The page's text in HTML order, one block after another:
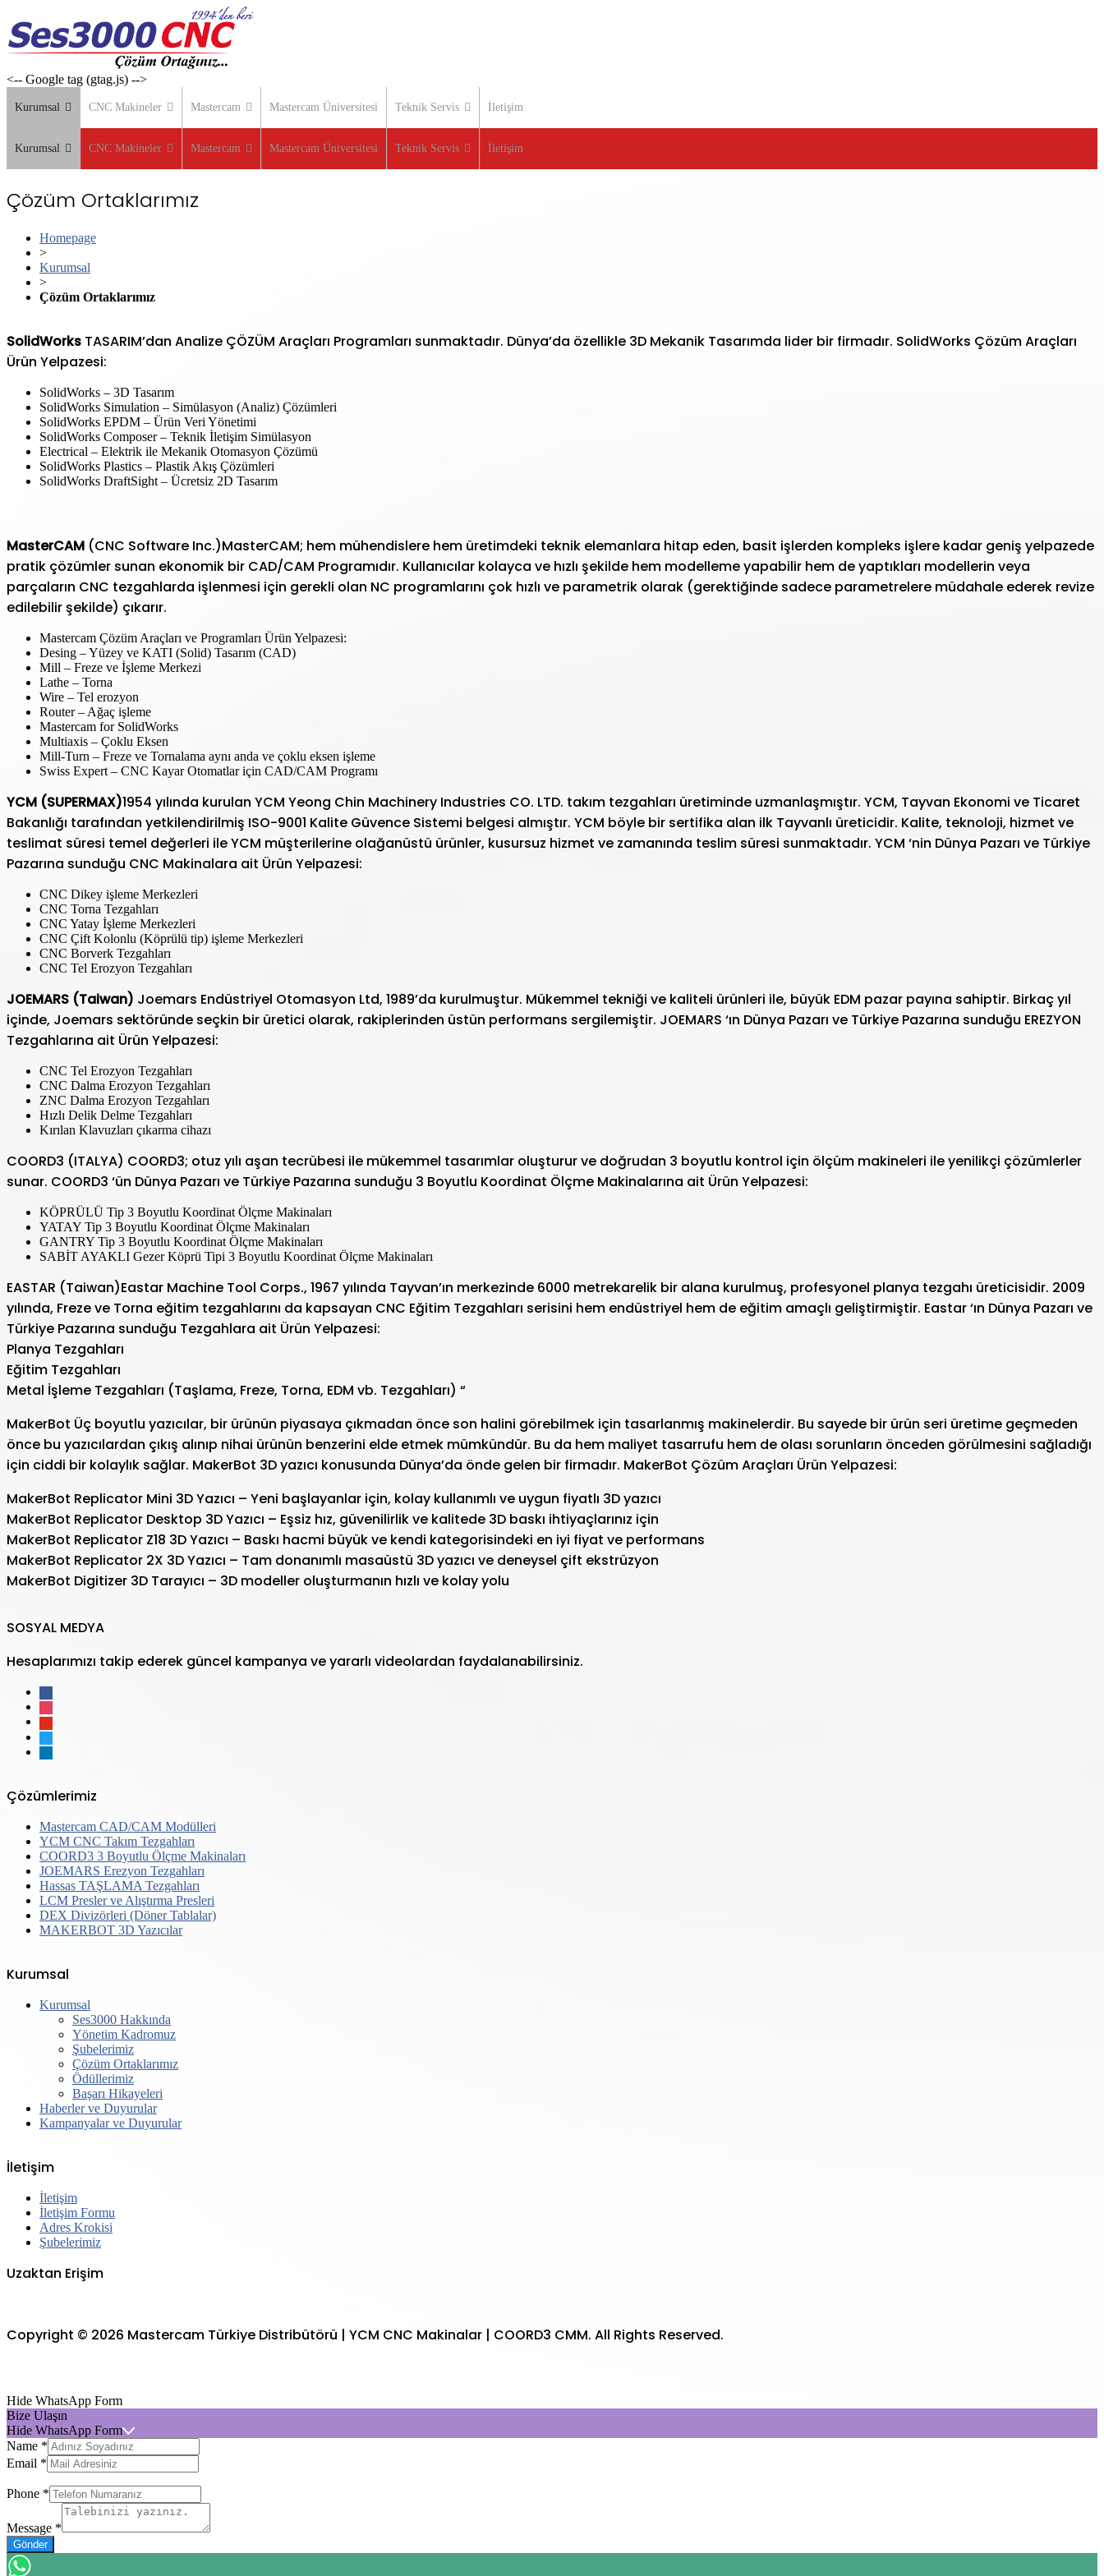
to
content
<-- Google tag (gtag.js) -->
Kurumsal CNC Makineler Mastercam Mastercam Üniversitesi Teknik Servis İletişim
Kurumsal CNC Makineler Mastercam Mastercam Üniversitesi Teknik Servis İletişim
Çözüm Ortaklarımız
Homepage
>
Kurumsal
>
Çözüm Ortaklarımız
SolidWorks TASARIM’dan Analize ÇÖZÜM Araçları Programları sunmaktadır. Dünya’da özellikle 3D Mekanik Tasarımda lider bir firmadır. SolidWorks Çözüm Araçları
Ürün Yelpazesi:
SolidWorks – 3D Tasarım
SolidWorks Simulation – Simülasyon (Analiz) Çözümleri
SolidWorks EPDM – Ürün Veri Yönetimi
SolidWorks Composer – Teknik İletişim Simülasyon
Electrical – Elektrik ile Mekanik Otomasyon Çözümü
SolidWorks Plastics – Plastik Akış Çözümleri
SolidWorks DraftSight – Ücretsiz 2D Tasarım
MasterCAM (CNC Software Inc.)MasterCAM; hem mühendislere hem üretimdeki teknik elemanlara hitap eden, basit işlerden kompleks işlere kadar geniş yelpazede
pratik çözümler sunan ekonomik bir CAD/CAM Programıdır. Kullanıcılar kolayca ve hızlı şekilde hem modelleme yapabilir hem de yaptıkları modellerin veya
parçaların CNC tezgahlarda işlenmesi için gerekli olan NC programlarını çok hızlı ve parametrik olarak (gerektiğinde sadece parametrelere müdahale ederek revize
edilebilir şekilde) çıkarır.
Mastercam Çözüm Araçları ve Programları Ürün Yelpazesi:
Desing – Yüzey ve KATI (Solid) Tasarım (CAD)
Mill – Freze ve İşleme Merkezi
Lathe – Torna
Wire – Tel erozyon
Router – Ağaç işleme
Mastercam for SolidWorks
Multiaxis – Çoklu Eksen
Mill-Turn – Freze ve Tornalama aynı anda ve çoklu eksen işleme
Swiss Expert – CNC Kayar Otomatlar için CAD/CAM Programı
YCM (SUPERMAX)1954 yılında kurulan YCM Yeong Chin Machinery Industries CO. LTD. takım tezgahları üretiminde uzmanlaşmıştır. YCM, Tayvan Ekonomi ve Ticaret
Bakanlığı tarafından yetkilendirilmiş ISO-9001 Kalite Güvence Sistemi belgesi almıştır. YCM böyle bir sertifika alan ilk Tayvanlı üreticidir. Kalite, teknoloji, hizmet ve
teslimat süresi temel değerleri ile YCM müşterilerine olağanüstü ürünler, kusursuz hizmet ve zamanında teslim süresi sunmaktadır. YCM ‘nin Dünya Pazarı ve Türkiye
Pazarına sunduğu CNC Makinalara ait Ürün Yelpazesi:
CNC Dikey işleme Merkezleri
CNC Torna Tezgahları
CNC Yatay İşleme Merkezleri
CNC Çift Kolonlu (Köprülü tip) işleme Merkezleri
CNC Borverk Tezgahları
CNC Tel Erozyon Tezgahları
JOEMARS (Taiwan) Joemars Endüstriyel Otomasyon Ltd, 1989’da kurulmuştur. Mükemmel tekniği ve kaliteli ürünleri ile, büyük EDM pazar payına sahiptir. Birkaç yıl
içinde, Joemars sektöründe seçkin bir üretici olarak, rakiplerinden üstün performans sergilemiştir. JOEMARS ‘ın Dünya Pazarı ve Türkiye Pazarına sunduğu EREZYON
Tezgahlarına ait Ürün Yelpazesi:
CNC Tel Erozyon Tezgahları
CNC Dalma Erozyon Tezgahları
ZNC Dalma Erozyon Tezgahları
Hızlı Delik Delme Tezgahları
Kırılan Klavuzları çıkarma cihazı
COORD3 (ITALYA) COORD3; otuz yılı aşan tecrübesi ile mükemmel tasarımlar oluşturur ve doğrudan 3 boyutlu kontrol için ölçüm makineleri ile yenilikçi çözümlerler
sunar. COORD3 ‘ün Dünya Pazarı ve Türkiye Pazarına sunduğu 3 Boyutlu Koordinat Ölçme Makinalarına ait Ürün Yelpazesi:
KÖPRÜLÜ Tip 3 Boyutlu Koordinat Ölçme Makinaları
YATAY Tip 3 Boyutlu Koordinat Ölçme Makinaları
GANTRY Tip 3 Boyutlu Koordinat Ölçme Makinaları
SABİT AYAKLI Gezer Köprü Tipi 3 Boyutlu Koordinat Ölçme Makinaları
EASTAR (Taiwan)Eastar Machine Tool Corps., 1967 yılında Tayvan’ın merkezinde 6000 metrekarelik bir alana kurulmuş, profesyonel planya tezgahı üreticisidir. 2009
yılında, Freze ve Torna eğitim tezgahlarını da kapsayan CNC Eğitim Tezgahları serisini hem endüstriyel hem de eğitim amaçlı geliştirmiştir. Eastar ‘ın Dünya Pazarı ve
Türkiye Pazarına sunduğu Tezgahlara ait Ürün Yelpazesi:
Planya Tezgahları
Eğitim Tezgahları
Metal İşleme Tezgahları (Taşlama, Freze, Torna, EDM vb. Tezgahları) “
MakerBot Üç boyutlu yazıcılar, bir ürünün piyasaya çıkmadan önce son halini görebilmek için tasarlanmış makinelerdir. Bu sayede bir ürün seri üretime geçmeden
önce bu yazıcılardan çıkış alınıp nihai ürünün benzerini elde etmek mümkündür. Bu da hem maliyet tasarrufu hem de olası sorunların önceden görülmesini sağladığı
için ciddi bir kolaylık sağlar. MakerBot 3D yazıcı konusunda Dünya’da önde gelen bir firmadır. MakerBot Çözüm Araçları Ürün Yelpazesi:
MakerBot Replicator Mini 3D Yazıcı – Yeni başlayanlar için, kolay kullanımlı ve uygun fiyatlı 3D yazıcı
MakerBot Replicator Desktop 3D Yazıcı – Eşsiz hız, güvenilirlik ve kalitede 3D baskı ihtiyaçlarınız için
MakerBot Replicator Z18 3D Yazıcı – Baskı hacmi büyük ve kendi kategorisindeki en iyi fiyat ve performans
MakerBot Replicator 2X 3D Yazıcı – Tam donanımlı masaüstü 3D yazıcı ve deneysel çift ekstrüzyon
MakerBot Digitizer 3D Tarayıcı – 3D modeller oluşturmanın hızlı ve kolay yolu
SOSYAL MEDYA
Hesaplarımızı takip ederek güncel kampanya ve yararlı videolardan faydalanabilirsiniz.
facebook
instagram
youtube
twitter
linkedin
Çözümlerimiz
Mastercam CAD/CAM Modülleri
YCM CNC Takım Tezgahları
COORD3 3 Boyutlu Ölçme Makinaları
JOEMARS Erezyon Tezgahları
Hassas TAŞLAMA Tezgahları
LCM Presler ve Alıştırma Presleri
DEX Divizörleri (Döner Tablalar)
MAKERBOT 3D Yazıcılar
Kurumsal
Kurumsal
Ses3000 Hakkında
Yönetim Kadromuz
Şubelerimiz
Çözüm Ortaklarımız
Ödüllerimiz
Başarı Hikayeleri
Haberler ve Duyurular
Kampanyalar ve Duyurular
İletişim
İletişim
İletişim Formu
Adres Krokisi
Şubelerimiz
Uzaktan Erişim
Copyright © 2026 Mastercam Türkiye Distribütörü | YCM CNC Makinalar | COORD3 CMM. All Rights Reserved.
Hide WhatsApp Form
Bize Ulaşın
Hide WhatsApp Form
Name *
Email *
Phone *
Message *
Gönder